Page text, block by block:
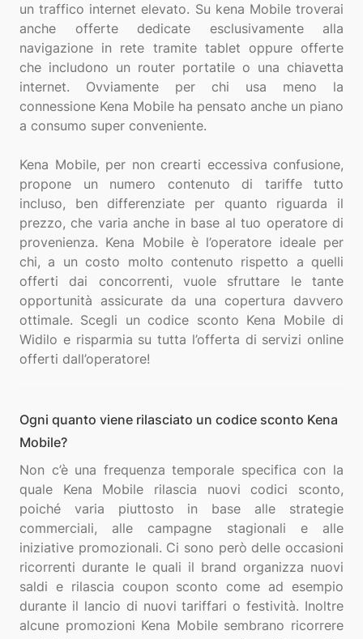
un traffico internet elevato. Su kena Mobile troverai
anche offerte dedicate esclusivamente alla
navigazione in rete tramite tablet oppure offerte
che includono un router portatile o una chiavetta
internet. Ovviamente per chi usa meno la
connessione Kena Mobile ha pensato anche un piano
a consumo super conveniente.
Kena Mobile, per non crearti eccessiva confusione,
propone un numero contenuto di tariffe tutto
incluso, ben differenziate per quanto riguarda il
prezzo, che varia anche in base al tuo operatore di
provenienza. Kena Mobile è l’operatore ideale per
chi, a un costo molto contenuto rispetto a quelli
offerti dai concorrenti, vuole sfruttare le tante
opportunità assicurate da una copertura davvero
ottimale. Scegli un codice sconto Kena Mobile di
Widilo e risparmia su tutta l’offerta di servizi online
Ogni quanto viene rilasciato un codice sconto Kena
Mobile?
Non c’è una frequenza temporale specifica con la
quale Kena Mobile rilascia nuovi codici sconto,
poiché varia piuttosto in base alle strategie
commerciali, alle campagne stagionali e alle
iniziative promozionali. Ci sono però delle occasioni
ricorrenti durante le quali il brand organizza nuovi
saldi e rilascia coupon sconto come ad esempio
durante il lancio di nuovi tariffari o festività. Inoltre
alcune promozioni Kena Mobile sembrano ricorrere